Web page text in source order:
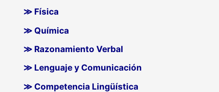
≫ Física
≫ Química
≫ Razonamiento Verbal
≫ Lenguaje y Comunicación
≫ Competencia Lingüística